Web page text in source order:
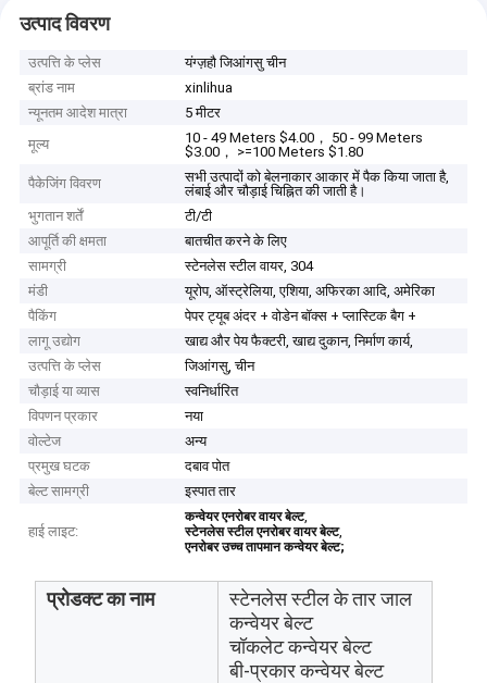
उत्पाद विवरण
उत्पत्ति के प्लेस
यंग्ज़हौ जिआंगसु चीन
ब्रांड नाम
xinlihua
न्यूनतम आदेश मात्रा
5 मीटर
मूल्य
10 - 49 Meters $4.00， 50 - 99 Meters
$3.00， >=100 Meters $1.80
पैकेजिंग विवरण
सभी उत्पादों को बेलनाकार आकार में पैक किया जाता है,
लंबाई और चौड़ाई चिह्नित की जाती है।
भुगतान शर्तें
टी/टी
आपूर्ति की क्षमता
बातचीत करने के लिए
सामग्री
स्टेनलेस स्टील वायर, 304
मंडी
यूरोप, ऑस्ट्रेलिया, एशिया, अफिरका आदि, अमेरिका
पैकिंग
पेपर ट्यूब अंदर + वोडेन बॉक्स + प्लास्टिक बैग +
लागू उद्योग
खाद्य और पेय फैक्टरी, खाद्य दुकान, निर्माण कार्य,
उत्पत्ति के प्लेस
जिआंगसु, चीन
चौड़ाई या व्यास
स्वनिर्धारित
विपणन प्रकार
नया
वोल्टेज
अन्य
प्रमुख घटक
दबाव पोत
बेल्ट सामग्री
इस्पात तार
हाई लाइट:
कन्वेयर एनरोबर वायर बेल्ट,
स्टेनलेस स्टील एनरोबर वायर बेल्ट,
एनरोबर उच्च तापमान कन्वेयर बेल्ट;
प्रोडक्ट का नाम
स्टेनलेस स्टील के तार जाल
कन्वेयर बेल्ट
चॉकलेट कन्वेयर बेल्ट
बी-प्रकार कन्वेयर बेल्ट